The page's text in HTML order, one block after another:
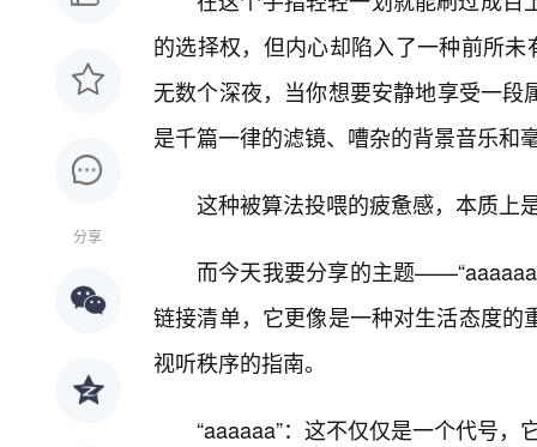
分享
的选择权，但内心却陷入了一种前所
无数个深夜，当你想要安静地享受一
是千篇一律的滤镜、嘈杂的背景音乐和
这种被算法投喂的疲惫感，本质上
而今天我要分享的主题
链接清单，它更像是一种对生活态度
视听秩序的指南。
“aaaaaa”：这不仅仅是一个代号，